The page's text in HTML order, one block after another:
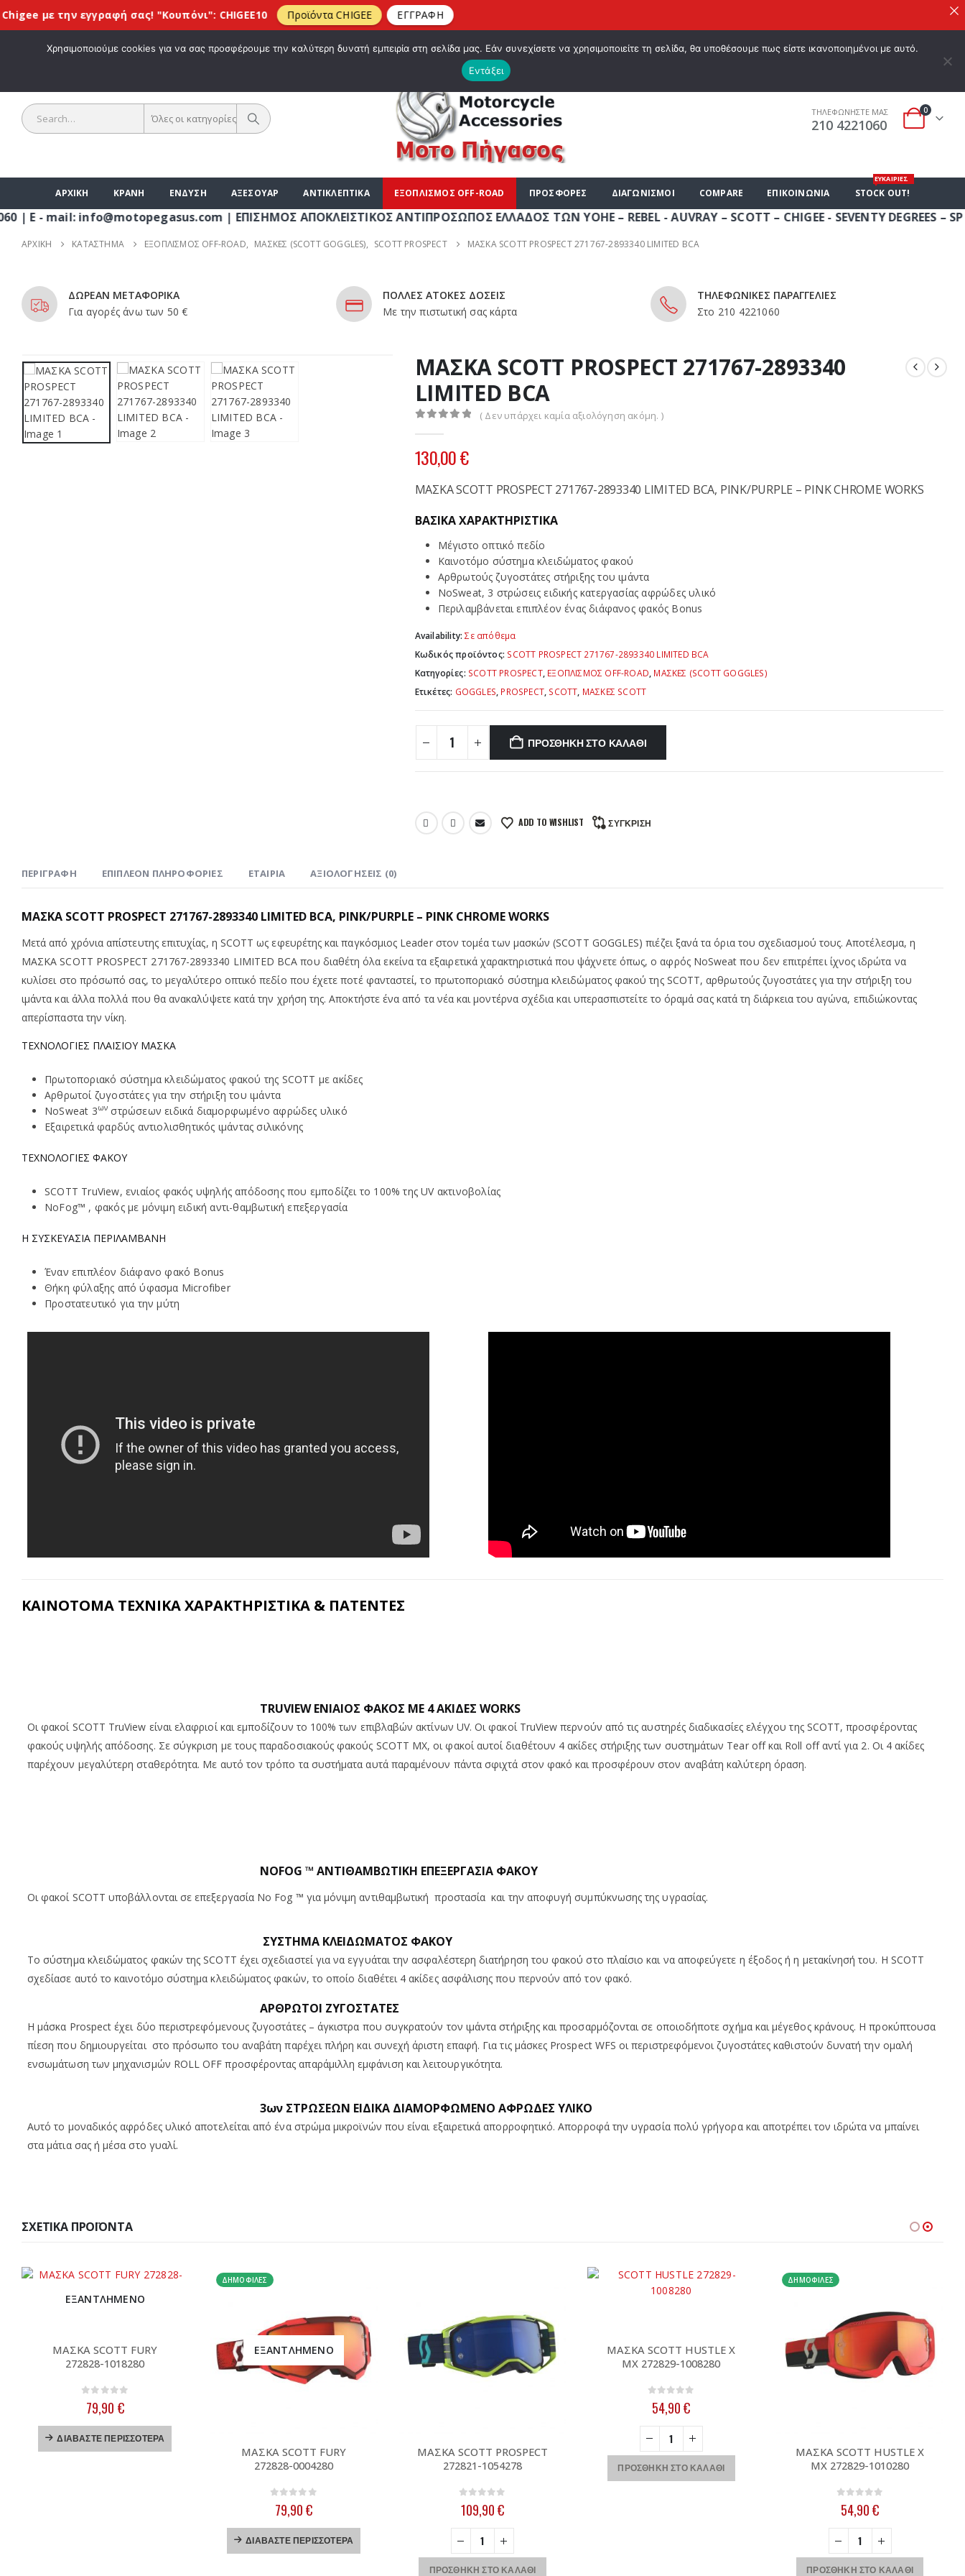
ΚΑΛΩΣ ΗΡΘΑΤΕ ΣΤΟ E-SHOP ΜΟΤΟ ΠΗΓΑΣΟΣ ! | ΣΧΕΤΙΚΆ ΜΕ ΕΜΆΣ BLOG ΛΊΣΤΑ ΕΠΙΘΥΜΙΏΝ Ο ΛΟΓΑΡΙΑΣΜΌΣ ΜΟΥ ΚΑΛΆΘΙ ΑΓΟΡΏΝ ΣΎΝΔΕΣΗ
Όλες οι κατηγορίες ΤΗΛΕΦΩΝΗΣΤΕ ΜΑΣ
210 4221060
0
ΑΡΧΙΚΗ ΚΡΑΝΗ ΕΝΔΥΣΗ ΑΞΕΣΟΥΑΡ ΑΝΤΙΚΛΕΠΤΙΚΑ ΕΞΟΠΛΙΣΜΟΣ OFF-ROAD ΠΡΟΣΦΟΡΕΣ ΔΙΑΓΩΝΙΣΜΟΙ COMPARE ΕΠΙΚΟΙΝΩΝΊΑ STOCK OUT!
ΕΥΚΑΙΡΙΕΣ
| ΕΠΙΣΗΜΟΣ ΑΠΟΚΛΕΙΣΤΙΚΟΣ ΑΝΤΙΠΡΟΣΩΠΟΣ ΕΛΛΑΔΟΣ ΤΩΝ YOHE – REBEL - AUVRAY – SCOTT – CHIGEE - SEVENTY DEGREES – SP
ΑΡΧΙΚΉ ΚΑΤΆΣΤΗΜΑ ΕΞΟΠΛΙΣΜΟΣ OFF-ROAD, ΜΑΣΚΕΣ (SCOTT GOGGLES), SCOTT PROSPECT ΜΑΣΚΑ SCOTT PROSPECT 271767-2893340 LIMITED BCA
ΔΩΡΕΑΝ ΜΕΤΑΦΟΡΙΚΑ
Για αγορές άνω των 50 €
ΠΟΛΛΕΣ ΑΤΟΚΕΣ ΔΟΣΕΙΣ
Με την πιστωτική σας κάρτα
ΤΗΛΕΦΩΝΙΚΕΣ ΠΑΡΑΓΓΕΛΙΕΣ
Στο 210 4221060
ΜΑΣΚΑ SCOTT PROSPECT 271767-2893340
LIMITED BCA
( Δεν υπάρχει καμία αξιολόγηση ακόμη. )
130,00€
ΜΑΣΚΑ SCOTT PROSPECT 271767-2893340 LIMITED BCA, PINK/PURPLE – PINK CHROME WORKS
ΒΑΣΙΚΑ ΧΑΡΑΚΤΗΡΙΣΤΙΚΑ
Μέγιστο οπτικό πεδίο
Καινοτόμο σύστημα κλειδώματος φακού
Αρθρωτούς ζυγοστάτες στήριξης του ιμάντα
NoSweat, 3 στρώσεις ειδικής κατεργασίας αφρώδες υλικό
Περιλαμβάνεται επιπλέον ένας διάφανος φακός Bonus
Availability:Σε απόθεμα
Κωδικός προϊόντος: SCOTT PROSPECT 271767-2893340 LIMITED BCA
Κατηγορίες: SCOTT PROSPECT, ΕΞΟΠΛΙΣΜΟΣ OFF-ROAD, ΜΑΣΚΕΣ (SCOTT GOGGLES)
Ετικέτες: GOGGLES, PROSPECT, SCOTT, ΜΑΣΚΕΣ SCOTT
ΠΡΟΣΘΉΚΗ ΣΤΟ ΚΑΛΆΘΙ
ADD TO WISHLIST ΣΎΓΚΡΙΣΗ
ΠΕΡΙΓΡΑΦΉ ΕΠΙΠΛΈΟΝ ΠΛΗΡΟΦΟΡΊΕΣ ΕΤΑΙΡΊΑ ΑΞΙΟΛΟΓΉΣΕΙΣ (0)
ΜΑΣΚΑ SCOTT PROSPECT 271767-2893340 LIMITED BCA, PINK/PURPLE – PINK CHROME WORKS
Μετά από χρόνια απίστευτης επιτυχίας, η SCOTT ως εφευρέτης και παγκόσμιος Leader στον τομέα των μασκών (SCOTT GOGGLES) πιέζει ξανά τα όρια του σχεδιασμού τους. Αποτέλεσμα, η
ΜΑΣΚΑ SCOTT PROSPECT 271767-2893340 LIMITED BCA που διαθέτη όλα εκείνα τα εξαιρετικά χαρακτηριστικά που ψάχνετε όπως, ο αφρός NoSweat που δεν επιτρέπει ίχνος ιδρώτα να
κυλίσει στο πρόσωπό σας, το μεγαλύτερο οπτικό πεδίο που έχετε ποτέ φανταστεί, το πρωτοποριακό σύστημα κλειδώματος φακού της SCOTT, αρθρωτούς ζυγοστάτες για την στήριξη του
ιμάντα και άλλα πολλά που θα ανακαλύψετε κατά την χρήση της. Αποκτήστε ένα από τα νέα και μοντέρνα σχέδια και υπερασπιστείτε το όραμά σας κατά τη διάρκεια του αγώνα, επιδιώκοντας
απερίσπαστα την νίκη.
ΤΕΧΝΟΛΟΓΙΕΣ ΠΛΑΙΣΙΟΥ ΜΑΣΚΑ
Πρωτοποριακό σύστημα κλειδώματος φακού της SCOTT με ακίδες
Αρθρωτοί ζυγοστάτες για την στήριξη του ιμάντα
NoSweat 3ων στρώσεων ειδικά διαμορφωμένο αφρώδες υλικό
Εξαιρετικά φαρδύς αντιολισθητικός ιμάντας σιλικόνης
ΤΕΧΝΟΛΟΓΙΕΣ ΦΑΚΟΥ
SCOTT TruView, ενιαίος φακός υψηλής απόδοσης που εμποδίζει το 100% της UV ακτινοβολίας
NoFog™ , φακός με μόνιμη ειδική αντι-θαμβωτική επεξεργασία
Η ΣΥΣΚΕΥΑΣΙΑ ΠΕΡΙΛΑΜΒΑΝΗ
Έναν επιπλέον διάφανο φακό Bonus
Θήκη φύλαξης από ύφασμα Microfiber
Προστατευτικό για την μύτη
ΚΑΙΝΟΤΟΜΑ ΤΕΧΝΙΚΑ ΧΑΡΑΚΤΗΡΙΣΤΙΚΑ & ΠΑΤΕΝΤΕΣ
TRUVIEW ΕΝΙΑΙΟΣ ΦΑΚΟΣ ΜΕ 4 ΑΚΙΔΕΣ WORKS
Οι φακοί SCOTT TruView είναι ελαφριοί και εμποδίζουν το 100% των επιβλαβών ακτίνων UV. Οι φακοί TruView περνούν από τις αυστηρές διαδικασίες ελέγχου της SCOTT, προσφέροντας
φακούς υψηλής απόδοσης. Σε σύγκριση με τους παραδοσιακούς φακούς SCOTT MX, οι φακοί αυτοί διαθέτουν 4 ακίδες στήριξης των συστημάτων Tear off και Roll off αντί για 2. Οι 4 ακίδες
παρέχουν μεγαλύτερη σταθερότητα. Με αυτό τον τρόπο τα συστήματα αυτά παραμένουν πάντα σφιχτά στον φακό και προσφέρουν στον αναβάτη καλύτερη όραση.
NOFOG ™ ΑΝΤΙΘΑΜΒΩΤΙΚΗ ΕΠΕΞΕΡΓΑΣΙΑ ΦΑΚΟΥ
Οι φακοί SCOTT υποβάλλονται σε επεξεργασία No Fog ™ για μόνιμη αντιθαμβωτική προστασία και την αποφυγή συμπύκνωσης της υγρασίας.
ΣΥΣΤΗΜΑ ΚΛΕΙΔΩΜΑΤΟΣ ΦΑΚΟΥ
Το σύστημα κλειδώματος φακών της SCOTT έχει σχεδιαστεί για να εγγυάται την ασφαλέστερη διατήρηση του φακού στο πλαίσιο και να αποφεύγετε η έξοδος ή η μετακίνησή του. Η SCOTT
σχεδίασε αυτό το καινοτόμο σύστημα κλειδώματος φακών, το οποίο διαθέτει 4 ακίδες ασφάλισης που περνούν από τον φακό.
ΑΡΘΡΩΤΟΙ ΖΥΓΟΣΤΑΤΕΣ
Η μάσκα Prospect έχει δύο περιστρεφόμενους ζυγοστάτες – άγκιστρα που συγκρατούν τον ιμάντα στήριξης και προσαρμόζονται σε οποιοδήποτε σχήμα και μέγεθος κράνους. Η προκύπτουσα
πίεση που δημιουργείται στο πρόσωπο του αναβάτη παρέχει πλήρη και συνεχή άριστη επαφή. Για τις μάσκες Prospect WFS οι περιστρεφόμενοι ζυγοστάτες καθιστούν δυνατή την ομαλή
ενσωμάτωση των μηχανισμών ROLL OFF προσφέροντας απαράμιλλη εμφάνιση και λειτουργικότητα.
3ων ΣΤΡΩΣΕΩΝ ΕΙΔΙΚΑ ΔΙΑΜΟΡΦΩΜΕΝΟ ΑΦΡΩΔΕΣ ΥΛΙΚΟ
Αυτό το μοναδικός αφρόδες υλικό αποτελείται από ένα στρώμα μικροϊνών που είναι εξαιρετικά απορροφητικό. Απορροφά την υγρασία πολύ γρήγορα και αποτρέπει τον ιδρώτα να μπαίνει
στα μάτια σας ή μέσα στο γυαλί.
ΣΧΕΤΙΚΆ ΠΡΟΪΌΝΤΑ
ΕΞΑΝΤΛΗΜΈΝΟ
ΜΑΣΚΑ SCOTT FURY
272828-1018280
79,90 €
ΔΙΑΒΆΣΤΕ ΠΕΡΙΣΣΌΤΕΡΑ
ΔΗΜΟΦΙΛΈΣ
ΕΞΑΝΤΛΗΜΈΝΟ
ΜΑΣΚΑ SCOTT FURY
272828-0004280
0out of 5
79,90€
ΔΙΑΒΆΣΤΕ ΠΕΡΙΣΣΌΤΕΡΑ
ΜΑΣΚΑ SCOTT PROSPECT
272821-1054278
0 out of 5
109,90€
ΠΡΟΣΘΉΚΗ ΣΤΟ ΚΑΛΆΘΙ
ΜΑΣΚΑ SCOTT HUSTLE X
MX 272829-1008280
54,90€
ΠΡΟΣΘΉΚΗ ΣΤΟ ΚΑΛΆΘΙ
ΔΗΜΟΦΙΛΈΣ
ΜΑΣΚΑ SCOTT HUSTLE X
MX 272829-1010280
0out of 5
54,90€
ΠΡΟΣΘΉΚΗ ΣΤΟ ΚΑΛΆΘΙ
την εγγραφή σας! "Kουπόνι": CHIGEE10 Προϊόντα CHIGEE ΕΓΓΡΑΦΗ
Χρησιμοποιούμε cookies για να σας προσφέρουμε την καλύτερη δυνατή εμπειρία στη σελίδα μας. Εάν συνεχίσετε να χρησιμοποιείτε τη σελίδα, θα υποθέσουμε πως είστε ικανοποιημένοι με αυτό.
Εντάξει